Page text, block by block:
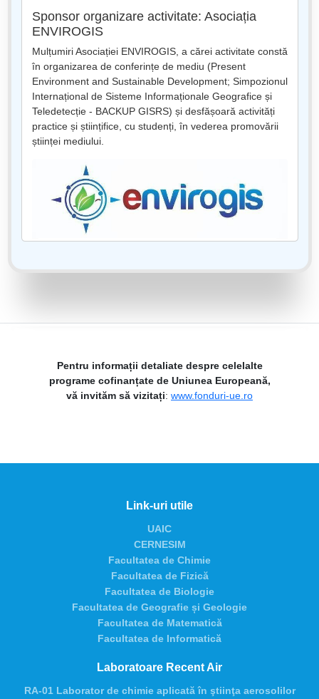
Sponsor organizare activitate: Asociația
ENVIROGIS
Mulțumiri Asociației ENVIROGIS, a cărei activitate constă
în organizarea de conferințe de mediu (Present
Environment and Sustainable Development; Simpozionul
Internațional de Sisteme Informaționale Geografice și
Teledetecție - BACKUP GISRS) și desfășoară activități
practice și științifice, cu studenți, în vederea promovării
științei mediului.
Pentru informații detaliate despre celelalte
programe cofinanțate de Uniunea Europeană,
vă invităm să vizitați: www.fonduri-ue.ro
Link-uri utile
UAIC
CERNESIM
Facultatea de Chimie
Facultatea de Fizică
Facultatea de Biologie
Facultatea de Geografie și Geologie
Facultatea de Matematică
Facultatea de Informatică
Laboratoare Recent Air
RA-01 Laborator de chimie aplicată în ştiinţa aerosolilor